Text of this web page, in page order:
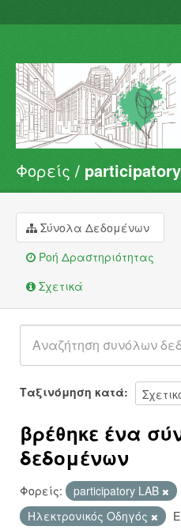
Σύνολα Δεδομένων
Φορείς
Ομάδες
Σχετικά
Φορείς
Σύνολα Δεδομένων
Ροή Δραστηριότητας
Σχετικά
Ταξινόμηση κατά
βρέθηκε ένα
δεδομένων
Φορείς: participatory LAB
Hλεκτρονικός Οδηγός